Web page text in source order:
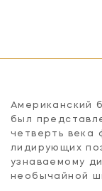
Американский
был
четверть века
лидирующих
узнаваемому
необычайной